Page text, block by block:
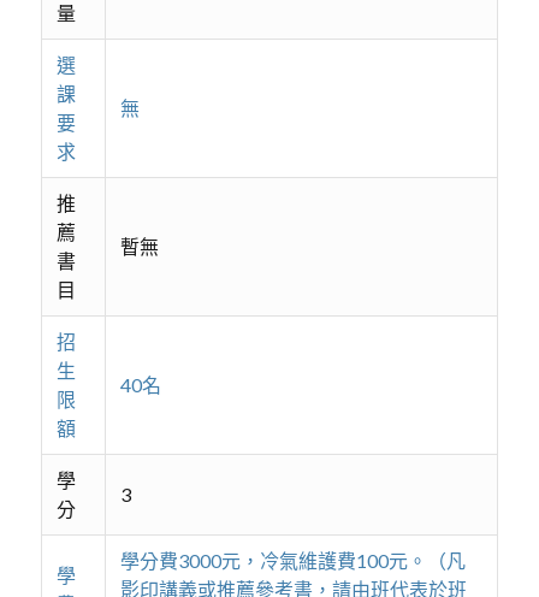
量
選
課
要
求
無
推
薦
書
目
暫無
招
生
限
額
40名
學
分
3
學
學分費3000元，冷氣維護費100元。（凡
影印講義或推薦參考書，請由班代表於班